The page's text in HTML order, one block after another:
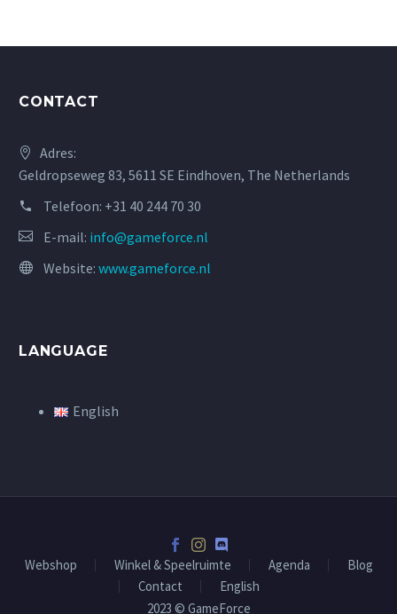
CONTACT
Adres:
Geldropseweg 83, 5611 SE Eindhoven, The Netherlands
Telefoon: +31 40 244 70 30
E-mail: info@gameforce.nl
Website: www.gameforce.nl
LANGUAGE
English
Webshop Winkel & Speelruimte Agenda
Blog
Contact
English
2023 © GameForce